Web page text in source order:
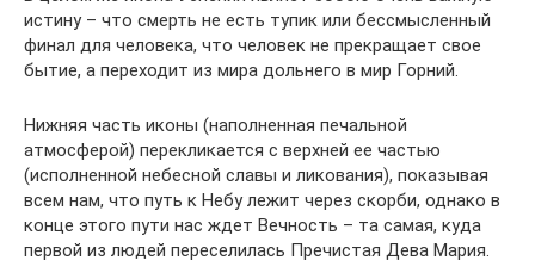
истину – что смерть не есть тупик или бессмысленный
финал для человека, что человек не прекращает свое
бытие, а переходит из мира дольнего в мир Горний.
Нижняя часть иконы (наполненная печальной
атмосферой) перекликается с верхней ее частью
(исполненной небесной славы и ликования), показывая
всем нам, что путь к Небу лежит через скорби, однако в
конце этого пути нас ждет Вечность – та самая, куда
первой из людей переселилась Пречистая Дева Мария.